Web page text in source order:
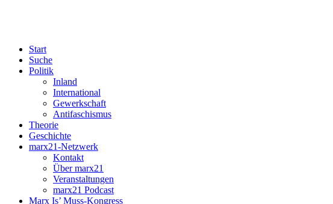
Start
Suche
Politik
Inland
International
Gewerkschaft
Antifaschismus
Theorie
Geschichte
marx21-Netzwerk
Kontakt
Über marx21
Veranstaltungen
marx21 Podcast
Marx Is’ Muss-Kongress